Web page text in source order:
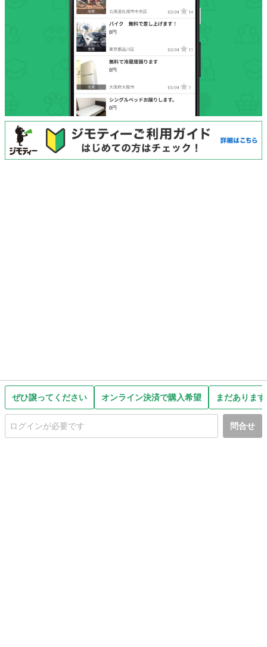
ぜひ譲ってください オンライン決済で購入希望 まだありま
問合せ